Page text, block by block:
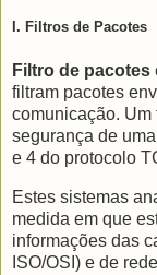
I. Filtros de Pacotes
Filtro de pacotes
filtram pacotes
comunicação.
segurança de
e 4 do protocolo
Estes sistemas
medida em que
informações das
ISO/OSI) e de